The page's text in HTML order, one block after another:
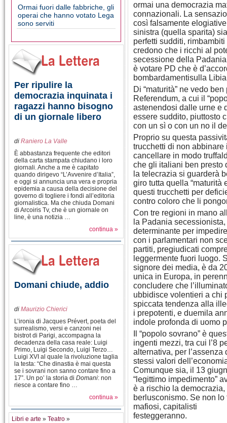
Ormai fuori dalle fabbriche, gli
operai che hanno votato Lega
sono serviti
Per ripulire la
democrazia inquinata i
ragazzi hanno bisogno
di un giornale libero
di Raniero La Valle
È abbastanza frequente che editori
della carta stampata chiudano i loro
giornali. Anche a me è capitato
quando dirigevo “L’Avvenire d’Italia”,
e oggi si annuncia una vera e propria
epidemia a causa della decisione del
governo di togliere i fondi all’editoria
giornalistica. Ma che chiuda Domani
di Arcoiris Tv, che è un giornale on
line, è una notizia …
continua »
Domani chiude, addio
di Maurizio Chierici
L’ironia di Jacques Prévert, poeta del
surrealismo, versi e canzoni nei
bistrot di Parigi, accompagna la
decadenza della casa reale: Luigi
Primo, Luigi Secondo, Luigi Terzo…
Luigi XVI al quale la rivoluzione taglia
la testa: “Che dinastia è mai questa
se i sovrani non sanno contare fino a
17”. Un po’ la storia di Domani: non
riesce a contare fino …
continua »
Libri e arte » Teatro »
ormai una democrazia
connazionali. La
così falsamente
sinistra (quella sparita)
perfetti sudditi,
credono che i ricchi al
secessione della
è votare PD che è
bombardamentisulla
Di “maturità” ne vedo
Referendum, a cui il
astenendosi dalle urne e
essere suddito, piuttosto
con un sì o con un no il
Proprio su questa
trucchetti di non
cancellare in modo
che gli italiani ben presto
la telecrazia si guarderà
giro tutta quella “maturità
questi trucchetti per
contro coloro che li
Con tre regioni in mano
la Padania
determinante per
con i parlamentari non
partiti, pregiudicati
leggermente fuori luogo.
signore dei media, è da
unica in Europa, in
concludere che
ubbidisce volentieri a chi
spiccata tendenza alla
i prepotenti, e duemila
indole profonda di uomo
Il “popolo sovrano” è
ingenti mezzi, tra cui l’8
alternativa, per
stessi valori
Comunque sia, il 13
“legittimo impedimento”
è a rischio la
berlusconismo. Se non
mafiosi, capitalisti
festeggeranno.